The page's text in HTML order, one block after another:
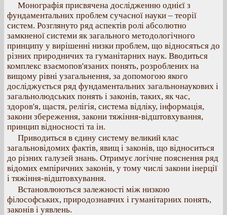
Монографія присвячена дослідженню однієї з
фундаментальних проблем сучасної науки – теорії
систем. Розглянуто ряд аспектів ролі абсолютно
замкненої системи як загального методологічного
принципу у вирішенні низки проблем, що відносяться до
різних природничих та гуманітарних наук. Вводиться
комплекс взаємопов'язаних понять, розроблених на
вищому рівні узагальнення, за допомогою якого
досліджується ряд фундаментальних загальнонаукових і
загальнолюдських понять і законів, таких, як час,
здоров'я, щастя, релігія, система відліку, інформація,
закони збереження, закони тяжіння-відштовхування,
принцип відносності та ін.
Приводиться в єдину систему великий клас
загальновідомих фактів, явищ і законів, що відноситься
до різних галузей знань. Отримує логічне пояснення ряд
відомих емпіричних законів, у тому числі закони інерції
і тяжіння-відштовхування.
Встановлюються залежності між низкою
філософських, природознавчих і гуманітарних понять,
законів і уявлень.